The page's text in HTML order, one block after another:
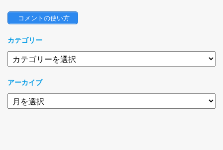
コメントの使い方
カテゴリー
テ
リ
ー
アーカイブ
ア
ー